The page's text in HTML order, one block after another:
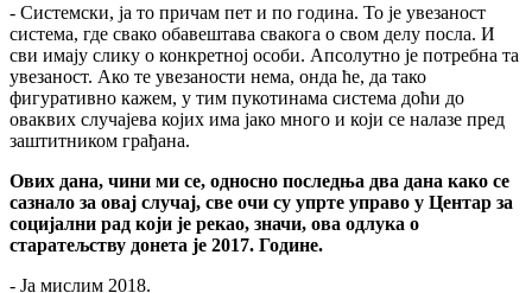
- Системски, ја то причам пет и по година. То је увезаност
система, где свако обавештава свакога о свом делу посла. И
сви имају слику о конкретној особи. Апсолутно је потребна та
увезаност. Ако те увезаности нема, онда ће, да тако
фигуративно кажем, у тим пукотинама система доћи до
оваквих случајева којих има јако много и који се налазе пред
заштитником грађана.
Ових дана, чини ми се, односно последња два дана како се
сазнало за овај случај, све очи су упрте управо у Центар за
социјални рад који је рекао, значи, ова одлука о
старатељству донета је 2017. Године.
- Ја мислим 2018.